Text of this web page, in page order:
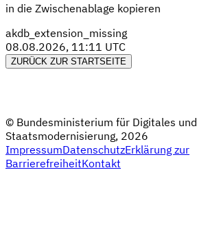
in die Zwischenablage kopieren
akdb_extension_missing
08.08.2026, 11:11 UTC
ZURÜCK ZUR STARTSEITE
© Bundesministerium für Digitales und
Staatsmodernisierung, 2026
ImpressumDatenschutzErklärung zur
BarrierefreiheitKontakt